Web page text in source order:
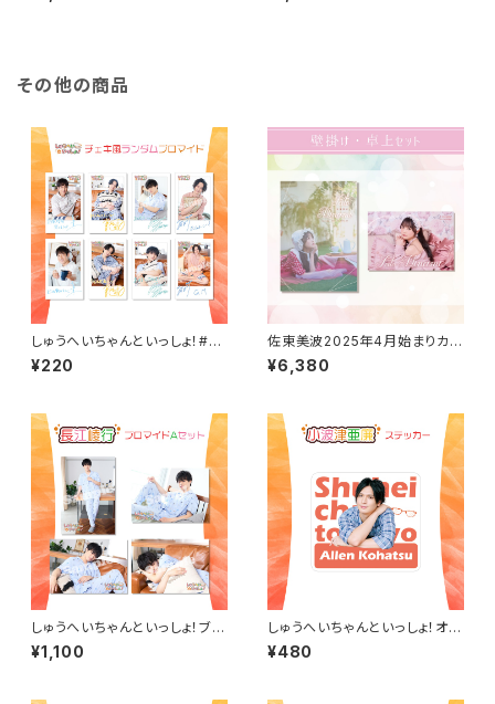
その他の商品
しゅうへいちゃんといっしょ！#3
チェキ風ランダムブロマイド（全
8種）
¥220
佐東美波2025年4月始まりカレ
ンダー（壁掛け・卓上）セット
¥6,380
しゅうへいちゃんといっしょ！ブロ
マイドA（長江崚行）
¥1,100
しゅうへいちゃんといっしょ！オリ
ジナルステッカー（小波津亜廉）
¥480